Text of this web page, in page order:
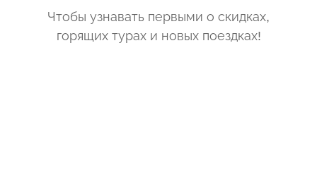
Чтобы узнавать первыми о скидках,
горящих турах и новых поездках!